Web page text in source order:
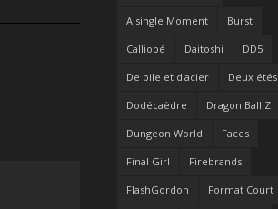
A single Moment Burst
Calliopé Daitoshi DD5
De bile et d'acier Deux étés
Dodécaèdre Dragon Ball Z
Dungeon World Faces
Final Girl Firebrands
FlashGordon Format Court